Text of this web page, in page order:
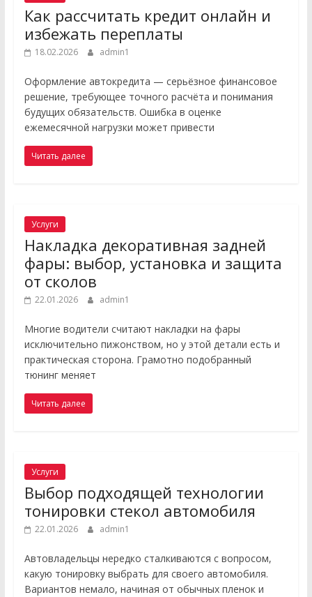
Как рассчитать кредит онлайн и
избежать переплаты
18.02.2026 admin1
Оформление автокредита — серьёзное финансовое
решение, требующее точного расчёта и понимания
будущих обязательств. Ошибка в оценке
ежемесячной нагрузки может привести
Читать далее
Услуги
Накладка декоративная задней
фары: выбор, установка и защита
от сколов
22.01.2026 admin1
Многие водители считают накладки на фары
исключительно пижонством, но у этой детали есть и
практическая сторона. Грамотно подобранный
тюнинг меняет
Читать далее
Услуги
Выбор подходящей технологии
тонировки стекол автомобиля
22.01.2026 admin1
Автовладельцы нередко сталкиваются с вопросом,
какую тонировку выбрать для своего автомобиля.
Вариантов немало, начиная от обычных пленок и